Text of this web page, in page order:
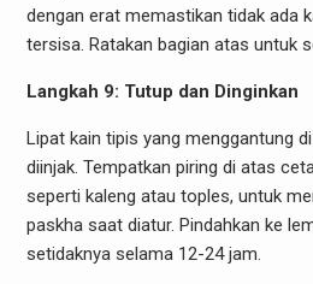
dengan erat memastikan tidak ada
tersisa. Ratakan bagian atas untuk
Langkah 9: Tutup dan Dinginkan
Lipat kain tipis yang menggantung
diinjak. Tempatkan piring di atas
seperti kaleng atau toples, untuk
paskha saat diatur. Pindahkan ke
setidaknya selama 12-24 jam.